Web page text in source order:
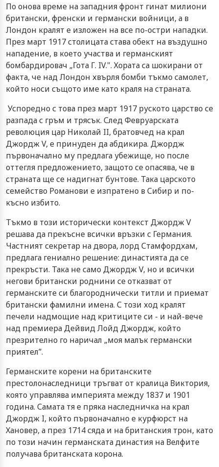
По онова време на западния фронт гинат милиони
британски, френски и германски войници, а в
Лондон кралят е изложен на все по-остри нападки.
През март 1917 столицата става обект на въздушно
нападение, в което участва и германският
бомбардировач „Гота Г. IV.". Хората са шокирани от
факта, че над Лондон хвърля бомби тъкмо самолет,
който носи същото име като краля на страната.
Успоредно с това през март 1917 руското царство се
разпада с гръм и трясък. След Февруарската
революция цар Николай II, братовчед на крал
Джордж V, е принуден да абдикира. Джордж
първоначално му предлага убежище, но после
оттегля предложението, защото се опасява, че в
страната ще се надигнат бунтове. Така царското
семейство Романови е изпратено в Сибир и по-
късно избито.
Тъкмо в този исторически контекст Джордж V
решава да прекъсне всички връзки с Германия.
Частният секретар на двора, лорд Стамфордхам,
предлага гениално решение: династията да се
прекръсти. Така не само Джордж V, но и всички
негови британски роднини се отказват от
германските си благороднически титли и приемат
британски фамилни имена. С този ход кралят
печели надмощие над критиците си - и най-вече
над премиера Дейвид Лойд Джордж, който
презрително го наричал „моя малък германски
приятел”.
Германските корени на британските
престолонаследници тръгват от кралица Виктория,
която управлява империята между 1837 и 1901
година. Самата тя е пряка наследничка на крал
Джордж I, който първоначално е курфюрст на
Хановер, а през 1714 сяда и на британския трон, като
по този начин германската династия на Велфите
получава британската корона.